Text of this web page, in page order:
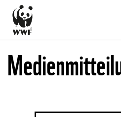
Direkt
zum
Inhalt